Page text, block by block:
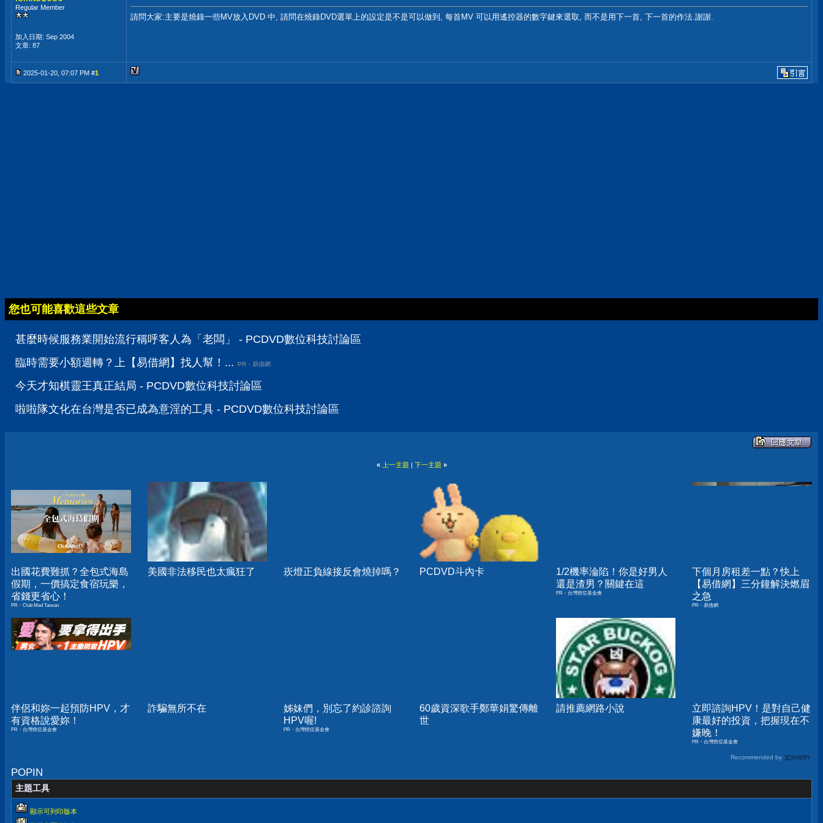
Regular Member
加入日期: Sep 2004
文章: 87
請問大家:主要是燒錄一些MV放入DVD 中, 請問在燒錄DVD選單上的設定是不是可以做到, 每首MV 可以用遙控器的數字鍵來選取, 而不是用下一首, 下一首的作法.謝謝.
2025-01-20, 07:07 PM #1
您也可能喜歡這些文章
甚麼時候服務業開始流行稱呼客人為「老闆」 - PCDVD數位科技討論區
臨時需要小額週轉？上【易借網】找人幫！...
PR・易借網
今天才知棋靈王真正結局 - PCDVD數位科技討論區
啦啦隊文化在台灣是否已成為意淫的工具 - PCDVD數位科技討論區
« 上一主題 | 下一主題 »
出國花費難抓？全包式海島
假期，一價搞定食宿玩樂，
省錢更省心！
PR・Club Med Taiwan
美國非法移民也太瘋狂了 崁燈正負線接反會燒掉嗎？ PCDVD斗內卡
1/2機率淪陷！你是好男人
還是渣男？關鍵在這
PR・台灣癌症基金會
下個月房租差一點？快上
【易借網】三分鐘解決燃眉
之急
PR・易借網
伴侶和妳一起預防HPV，才
有資格說愛妳！
PR・台灣癌症基金會
詐騙無所不在
姊妹們，別忘了約診諮詢
HPV喔!
PR・台灣癌症基金會
60歲資深歌手鄭華娟驚傳離
世
請推薦網路小說
立即諮詢HPV！是對自己健
康最好的投資，把握現在不
嫌晚！
PR・台灣癌症基金會
Recommended by
POPIN
主題工具
顯示可列印版本